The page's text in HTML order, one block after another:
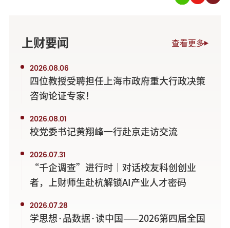
上财要闻 查看更多
2026.08.06
四位教授受聘担任上海市政府重大行政决策
咨询论证专家！
2026.08.01
校党委书记黄翔峰一行赴京走访交流
2026.07.31
“千企调查”进行时｜对话校友科创创业
者，上财师生赴杭解锁AI产业人才密码
2026.07.28
学思想·品数据·读中国——2026第四届全国